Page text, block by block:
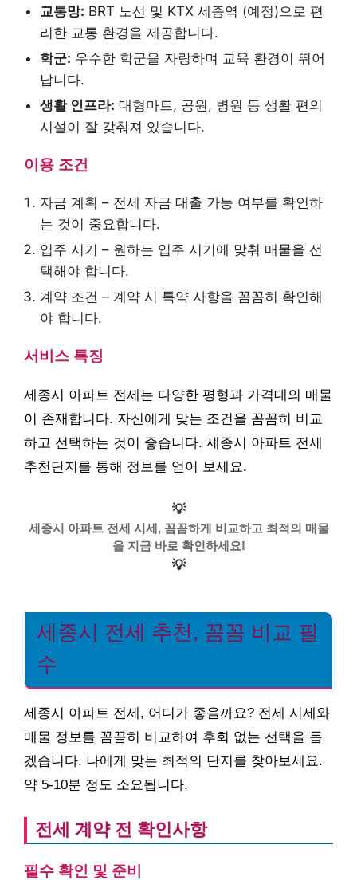
교통망: BRT 노선 및 KTX 세종역 (예정)으로 편
리한 교통 환경을 제공합니다.
학군: 우수한 학군을 자랑하며 교육 환경이 뛰어
납니다.
생활 인프라: 대형마트, 공원, 병원 등 생활 편의
시설이 잘 갖춰져 있습니다.
이용 조건
자금 계획 – 전세 자금 대출 가능 여부를 확인하
는 것이 중요합니다.
입주 시기 – 원하는 입주 시기에 맞춰 매물을 선
택해야 합니다.
계약 조건 – 계약 시 특약 사항을 꼼꼼히 확인해
야 합니다.
서비스 특징
세종시 아파트 전세는 다양한 평형과 가격대의 매물
이 존재합니다. 자신에게 맞는 조건을 꼼꼼히 비교
하고 선택하는 것이 좋습니다. 세종시 아파트 전세
추천단지를 통해 정보를 얻어 보세요.
💡
세종시 아파트 전세 시세, 꼼꼼하게 비교하고 최적의 매물
을 지금 바로 확인하세요!
💡
세종시 전세 추천, 꼼꼼 비교 필
수
세종시 아파트 전세, 어디가 좋을까요? 전세 시세와
매물 정보를 꼼꼼히 비교하여 후회 없는 선택을 돕
겠습니다. 나에게 맞는 최적의 단지를 찾아보세요.
약 5-10분 정도 소요됩니다.
전세 계약 전 확인사항
필수 확인 및 준비